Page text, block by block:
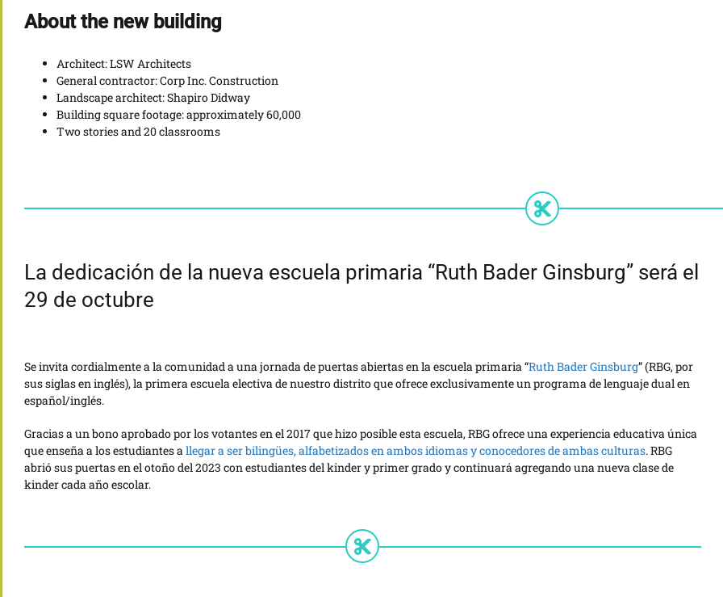
About the new building
Architect: LSW Architects
General contractor: Corp Inc. Construction
Landscape architect: Shapiro Didway
Building square footage: approximately 60,000
Two stories and 20 classrooms
La dedicación de la nueva escuela primaria “Ruth Bader Ginsburg” será el
29 de octubre
Se invita cordialmente a la comunidad a una jornada de puertas abiertas en la escuela primaria “Ruth Bader Ginsburg” (RBG, por
sus siglas en inglés), la primera escuela electiva de nuestro distrito que ofrece exclusivamente un programa de lenguaje dual en
español/inglés.
Gracias a un bono aprobado por los votantes en el 2017 que hizo posible esta escuela, RBG ofrece una experiencia educativa única
que enseña a los estudiantes allegar a ser bilingües, alfabetizados en ambos idiomas y conocedores de ambas culturas. RBG
abrió sus puertas en el otoño del 2023 con estudiantes del kinder y primer grado y continuará agregando una nueva clase de
kinder cada año escolar.